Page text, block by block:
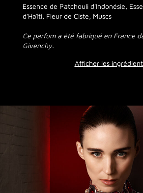
Essence de Patchouli d'Indonésie,
d'Haïti, Fleur de Ciste, Muscs
Ce parfum a été fabriqué en France
Givenchy.
Afficher les